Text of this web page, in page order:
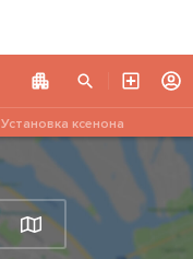
Установка ксенона